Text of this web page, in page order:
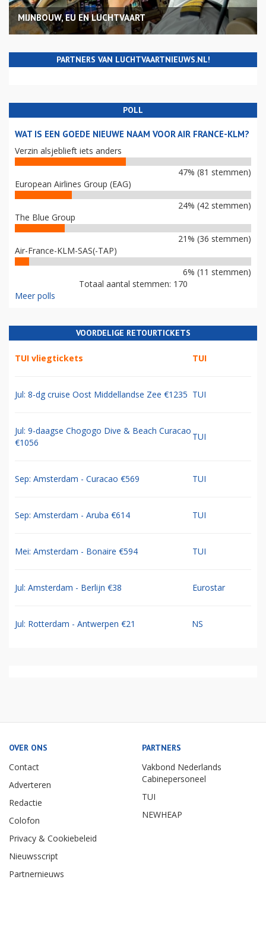
MIJNBOUW, EU EN LUCHTVAART
PARTNERS VAN LUCHTVAARTNIEUWS.NL!
POLL
WAT IS EEN GOEDE NIEUWE NAAM VOOR AIR FRANCE-KLM?
Verzin alsjeblieft iets anders
47% (81 stemmen)
European Airlines Group (EAG)
24% (42 stemmen)
The Blue Group
21% (36 stemmen)
Air-France-KLM-SAS(-TAP)
6% (11 stemmen)
Totaal aantal stemmen: 170
Meer polls
VOORDELIGE RETOURTICKETS
TUI vliegtickets TUI
Jul: 8-dg cruise Oost Middellandse Zee €1235 TUI
Jul: 9-daagse Chogogo Dive & Beach Curacao
€1056
TUI
Sep: Amsterdam - Curacao €569 TUI
Sep: Amsterdam - Aruba €614 TUI
Mei: Amsterdam - Bonaire €594 TUI
Jul: Amsterdam - Berlijn €38 Eurostar
Jul: Rotterdam - Antwerpen €21 NS
OVER ONS
Contact
Adverteren
Redactie
Colofon
Privacy & Cookiebeleid
Nieuwsscript
Partnernieuws
PARTNERS
Vakbond Nederlands
Cabinepersoneel
TUI
NEWHEAP